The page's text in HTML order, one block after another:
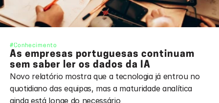
#Conhecimento
As empresas portuguesas continuam
sem saber ler os dados da IA
Novo relatório mostra que a tecnologia já entrou no
quotidiano das equipas, mas a maturidade analítica
ainda está longe do necessário